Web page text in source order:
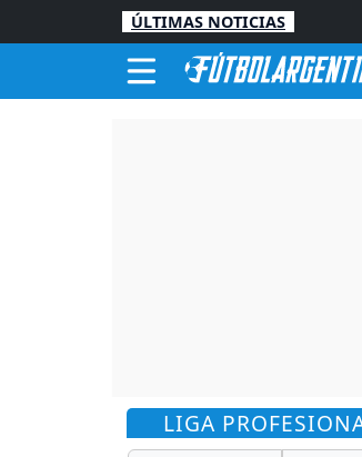
ÚLTIMAS NOTICIAS
LIGA